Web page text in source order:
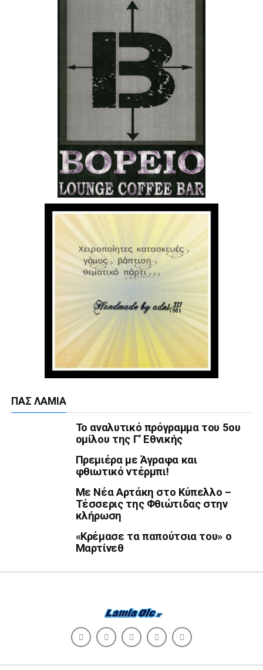
ΠΑΣ ΛΑΜΊΑ
Το αναλυτικό πρόγραμμα του 5ου
ομίλου της Γ’ Εθνικής
Πρεμιέρα με Άγραφα και
φθιωτικό ντέρμπι!
Με Νέα Αρτάκη στο Κύπελλο –
Τέσσερις της Φθιώτιδας στην
κλήρωση
«Κρέμασε τα παπούτσια του» ο
Μαρτίνεθ